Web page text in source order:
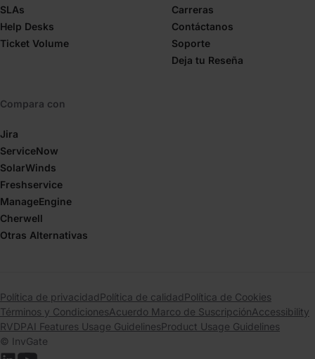
SLAs
Help Desks
Ticket Volume
Carreras
Contáctanos
Soporte
Deja tu Reseña
Compara con
Jira
ServiceNow
SolarWinds
Freshservice
ManageEngine
Cherwell
Otras Alternativas
Política de privacidadPolítica de calidadPolítica de Cookies
Términos y CondicionesAcuerdo Marco de SuscripciónAccessibility
RVDPAI Features Usage GuidelinesProduct Usage Guidelines
© InvGate